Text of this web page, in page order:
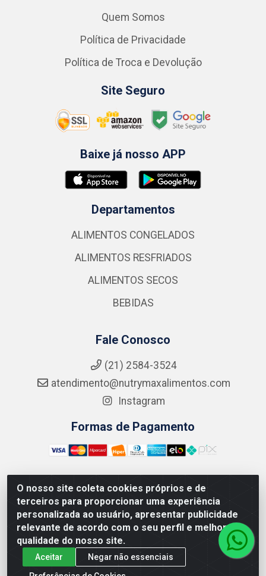
O nosso site coleta cookies próprios e de
terceiros para proporcionar uma experiência
personalizada ao usuário, apresentar publicidade
relevante de acordo com o seu perfil e melhorar a
qualidade do nosso site.
Aceitar
Negar não essenciais
Quem Somos
Política de Privacidade
Política de Troca e Devolução
Site Seguro
Baixe já nosso APP
Departamentos
ALIMENTOS CONGELADOS
ALIMENTOS RESFRIADOS
ALIMENTOS SECOS
BEBIDAS
Fale Conosco
(21) 2584-3524
atendimento@nutrymaxalimentos.com
Instagram
Formas de Pagamento
NUTRY MAX COMÉRCIO DE PRODUTOS ALIMENTICIOS
LTDA - RUA DO FEIJÃO, 721 PENHA CIRCULAR/RJ -
CNPJ: 15.796.122/0001-03